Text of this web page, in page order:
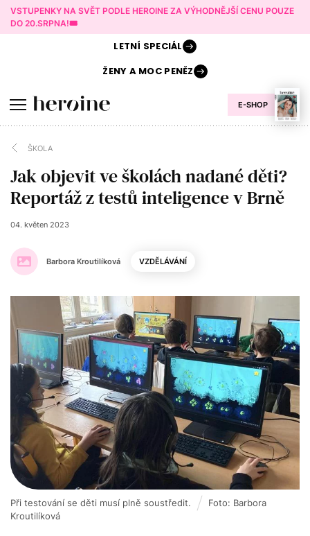
VSTUPENKY NA SVĚT PODLE HEROINE ZA VÝHODNĚJŠÍ CENU POUZE
DO 20.SRPNA!🎟️
E-SHOP
LETNÍ SPECIÁL
ŽENY AMOC PENĚZ
ŠKOLA
Jak objevit ve školách nadané děti?
Reportáž z testů inteligence v Brně
Barbora Kroutilíková
04. květen 2023
VZDĚLÁVÁNÍ
Při testování se děti musí plně soustředit.
Foto: Barbora
Kroutilíková